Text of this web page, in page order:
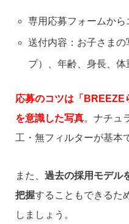
専用応募フォームから
送付内容：お子さま
プ）、年齢、身長、
応募のコツは「BREEZE
を意識した写真。ナチュ
工・無フィルターが基本
また、 過去の採用モデル
把握することもできるた
しましょう。